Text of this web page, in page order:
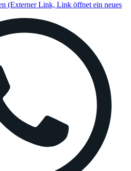
(Externer Link, Link öffnet ein neues